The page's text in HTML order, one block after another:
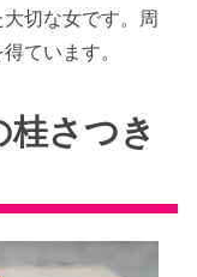
切な女です。周
ています。
さつき